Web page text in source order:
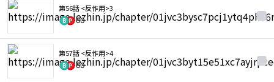
第56話 <反作用>3
60
第57話 <反作用>4
60